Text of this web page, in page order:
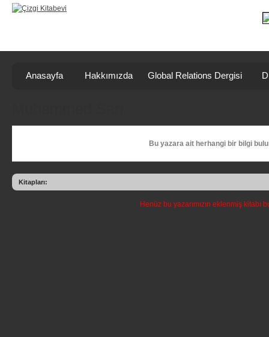
Anasayfa Hakkımızda Global Relations Dergisi
Bu yazara ait herhangi bir bilgi
Kitapları:
Henüz bu yazarımızın eklenmiş kitabı